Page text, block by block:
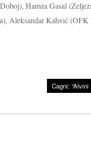
Hamza Gasal
Aleksandar Kahvić
Cagni: